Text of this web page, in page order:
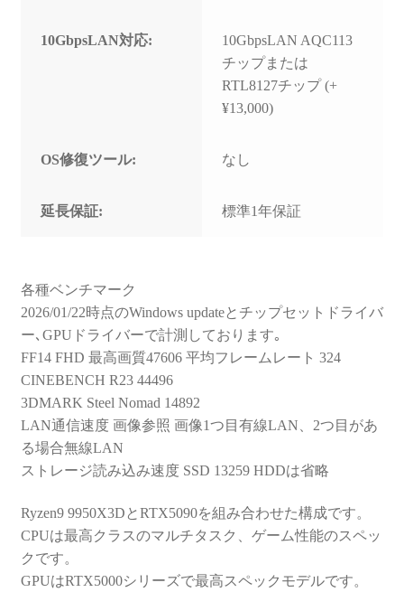
10GbpsLAN対応:
10GbpsLAN AQC113
チップまたは
RTL8127チップ (+
¥13,000)
OS修復ツール: なし
延長保証: 標準1年保証
各種ベンチマーク
2026/01/22時点のWindows updateとチップセットドライバ
ー､GPUドライバーで計測しております｡
FF14 FHD 最高画質47606 平均フレームレート 324
CINEBENCH R23 44496
3DMARK Steel Nomad 14892
LAN通信速度 画像参照 画像1つ目有線LAN、2つ目があ
る場合無線LAN
ストレージ読み込み速度 SSD 13259 HDDは省略
Ryzen9 9950X3DとRTX5090を組み合わせた構成です。
CPUは最高クラスのマルチタスク、ゲーム性能のスペッ
クです。
GPUはRTX5000シリーズで最高スペックモデルです。